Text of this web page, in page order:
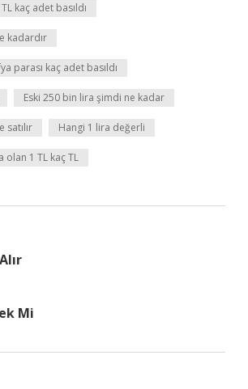
kaç adet basıldı
kadardır
parası kaç adet basıldı
Eski 250 bin lira şimdi ne kadar
satılır Hangi 1 lira değerli
olan 1 TL kaç TL
Mi